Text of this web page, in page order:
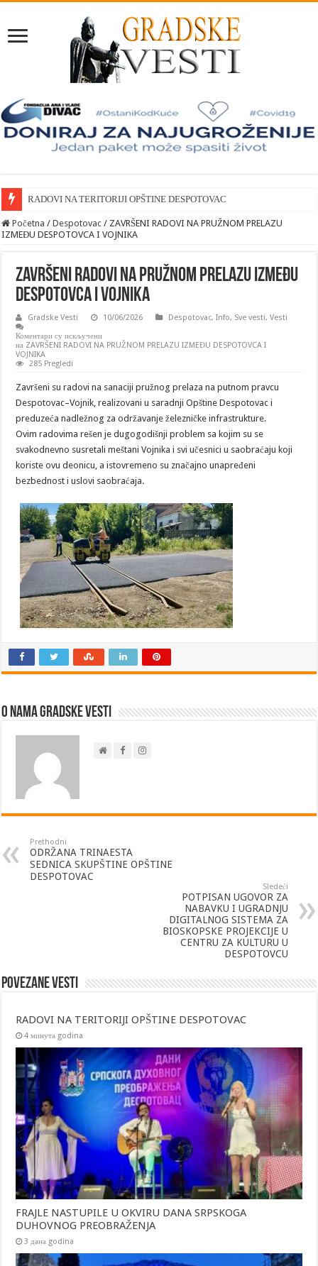
RADOVI NA TERITORIJI OPŠTINE DESPOTOVAC
Početna / Despotovac / ZAVRŠENI RADOVI NA PRUŽNOM PRELAZU
IZMEĐU DESPOTOVCA I VOJNIKA
ZAVRŠENI RADOVI NA PRUŽNOM PRELAZU IZMEĐU
DESPOTOVCA I VOJNIKA
Gradske Vesti 10/06/2026 Despotovac,Info, Sve vesti,Vesti
Коментари су искључени
на ZAVRŠENI RADOVI NA PRUŽNOM PRELAZU IZMEĐU DESPOTOVCA I
VOJNIKA
285 Pregledi
Završeni su radovi na sanaciji pružnog prelaza na putnom pravcu
Despotovac–Vojnik, realizovani u saradnji Opštine Despotovac i
preduzeća nadležnog za održavanje železničke infrastrukture.
Ovim radovima rešen je dugogodišnji problem sa kojim su se
svakodnevno susretali meštani Vojnika i svi učesnici u saobraćaju koji
koriste ovu deonicu, a istovremeno su značajno unapređeni
bezbednost i uslovi saobraćaja.
O nama Gradske Vesti
Prethodni
ODRŽANA TRINAESTA
SEDNICA SKUPŠTINE OPŠTINE
DESPOTOVAC
Sledeći
POTPISAN UGOVOR ZA
NABAVKU I UGRADNJU
DIGITALNOG SISTEMA ZA
BIOSKOPSKE PROJEKCIJE U
CENTRU ZA KULTURU U
DESPOTOVCU
Povezane vesti
RADOVI NA TERITORIJI OPŠTINE DESPOTOVAC
4 минута godina
FRAJLE NASTUPILE U OKVIRU DANA SRPSKOGA
DUHOVNOG PREOBRAŽENJA
3 дана godina